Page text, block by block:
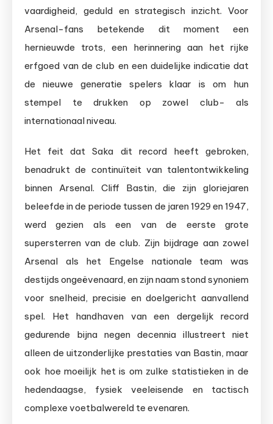
vaardigheid, geduld en strategisch inzicht. Voor
Arsenal-fans betekende dit moment een
hernieuwde trots, een herinnering aan het rijke
erfgoed van de club en een duidelijke indicatie dat
de nieuwe generatie spelers klaar is om hun
stempel te drukken op zowel club- als
internationaal niveau.
Het feit dat Saka dit record heeft gebroken,
benadrukt de continuïteit van talentontwikkeling
binnen Arsenal. Cliff Bastin, die zijn gloriejaren
beleefde in de periode tussen de jaren 1929 en 1947,
werd gezien als een van de eerste grote
supersterren van de club. Zijn bijdrage aan zowel
Arsenal als het Engelse nationale team was
destijds ongeëvenaard, en zijn naam stond synoniem
voor snelheid, precisie en doelgericht aanvallend
spel. Het handhaven van een dergelijk record
gedurende bijna negen decennia illustreert niet
alleen de uitzonderlijke prestaties van Bastin, maar
ook hoe moeilijk het is om zulke statistieken in de
hedendaagse, fysiek veeleisende en tactisch
complexe voetbalwereld te evenaren.